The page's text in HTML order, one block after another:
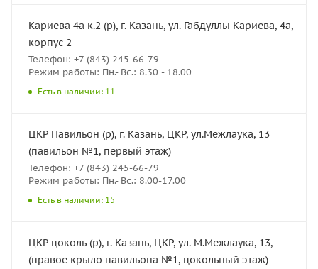
Кариева 4а к.2 (р), г. Казань, ул. Габдуллы Кариева, 4а,
корпус 2
Телефон: +7 (843) 245-66-79
Режим работы: Пн.- Вс.: 8.30 - 18.00
Есть в наличии: 11
ЦКР Павильон (р), г. Казань, ЦКР, ул.Межлаука, 13
(павильон №1, первый этаж)
Телефон: +7 (843) 245-66-79
Режим работы: Пн.- Вс.: 8.00-17.00
Есть в наличии: 15
ЦКР цоколь (р), г. Казань, ЦКР, ул. М.Межлаука, 13,
(правое крыло павильона №1, цокольный этаж)